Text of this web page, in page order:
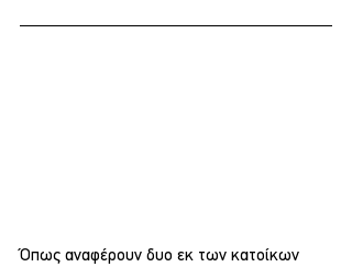
Όπως αναφέρουν δυο εκ των κατοίκων